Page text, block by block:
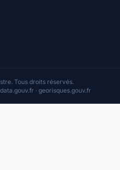
Tous droits réservés.
· georisques.gouv.fr